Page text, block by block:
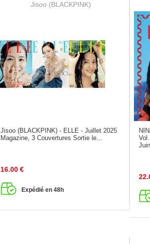
Jisoo (BLACKPINK)
Jisoo (BLACKPINK) - ELLE - Juillet 2025
Magazine, 3 Couvertures Sortie le...
16.00 €
Expédié en 48h